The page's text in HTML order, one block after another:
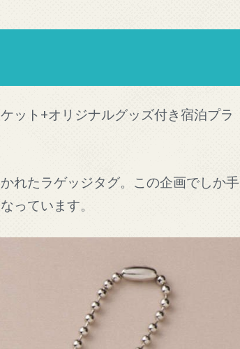
ット+オリジナルグッズ付き宿泊プラ
れたラゲッジタグ。この企画でしか手
っています。